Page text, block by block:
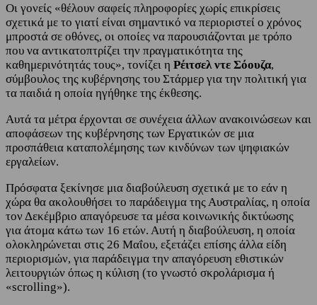
Οι γονείς «θέλουν σαφείς πληροφορίες χωρίς επικρίσεις
σχετικά με το γιατί είναι σημαντικό να περιοριστεί ο χρόνος
μπροστά σε οθόνες, οι οποίες να παρουσιάζονται με τρόπο
που να αντικατοπτρίζει την πραγματικότητα της
καθημερινότητάς τους», τονίζει η Ρέιτσελ ντε Σόουζα,
σύμβουλος της κυβέρνησης του Στάρμερ για την πολιτική για
τα παιδιά η οποία ηγήθηκε της έκθεσης.
Αυτά τα μέτρα έρχονται σε συνέχεια άλλων ανακοινώσεων και
αποφάσεων της κυβέρνησης των Εργατικών σε μια
προσπάθεια καταπολέμησης των κινδύνων των ψηφιακών
εργαλείων.
Πρόσφατα ξεκίνησε μια διαβούλευση σχετικά με το εάν η
χώρα θα ακολουθήσει το παράδειγμα της Αυστραλίας, η οποία
τον Δεκέμβριο απαγόρευσε τα μέσα κοινωνικής δικτύωσης
για άτομα κάτω των 16 ετών. Αυτή η διαβούλευση, η οποία
ολοκληρώνεται στις 26 Μαΐου, εξετάζει επίσης άλλα είδη
περιορισμών, για παράδειγμα την απαγόρευση εθιστικών
λειτουργιών όπως η κύλιση (το γνωστό σκρολάρισμα ή
«scrolling»).